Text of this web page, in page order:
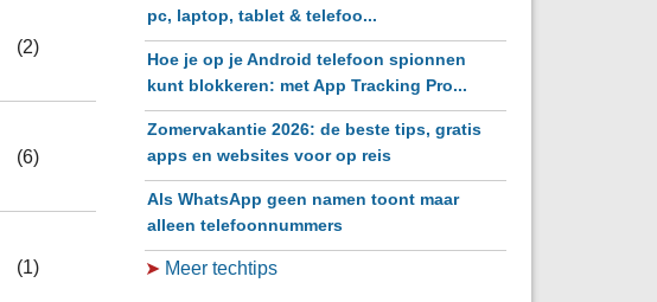
(2)
(6)
(1)
pc, laptop, tablet & telefoo...
Hoe je op je Android telefoon spionnen
kunt blokkeren: met App Tracking Pro...
Zomervakantie 2026: de beste tips, gratis
apps en websites voor op reis
Als WhatsApp geen namen toont maar
alleen telefoonnummers
➤ Meer techtips